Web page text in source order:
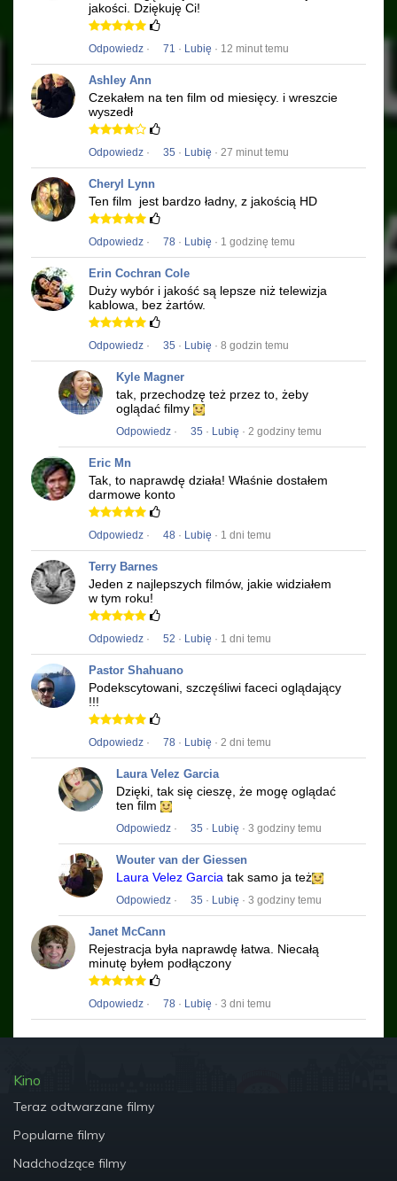
jakości. Dziękuję Ci!
Odpowiedz · 71 · Lubię · 12 minut temu
Ashley Ann
Czekałem na ten film od miesięcy. i wreszcie
wyszedł
Odpowiedz · 35 · Lubię · 27 minut temu
Cheryl Lynn
Ten film jest bardzo ładny, z jakością HD
Odpowiedz · 78 · Lubię · 1 godzinę temu
Erin Cochran Cole
Duży wybór i jakość są lepsze niż telewizja
kablowa, bez żartów.
Odpowiedz · 35 · Lubię · 8 godzin temu
Kyle Magner
tak, przechodzę też przez to, żeby
oglądać filmy
Odpowiedz · 35 · Lubię · 2 godziny temu
Eric Mn
Tak, to naprawdę działa! Właśnie dostałem
darmowe konto
Odpowiedz · 48 · Lubię · 1 dni temu
Terry Barnes
Jeden z najlepszych filmów, jakie widziałem
w tym roku!
Odpowiedz · 52 · Lubię · 1 dni temu
Pastor Shahuano
Podekscytowani, szczęśliwi faceci oglądający
!!!
Odpowiedz · 78 · Lubię · 2 dni temu
Laura Velez Garcia
Dzięki, tak się cieszę, że mogę oglądać
ten film
Odpowiedz · 35 · Lubię · 3 godziny temu
Wouter van der Giessen
Laura Velez Garcia tak samo ja też
Odpowiedz · 35 · Lubię · 3 godziny temu
Janet McCann
Rejestracja była naprawdę łatwa. Niecałą
minutę byłem podłączony
Odpowiedz · 78 · Lubię · 3 dni temu
Kino
Teraz odtwarzane filmy
Popularne filmy
Nadchodzące filmy